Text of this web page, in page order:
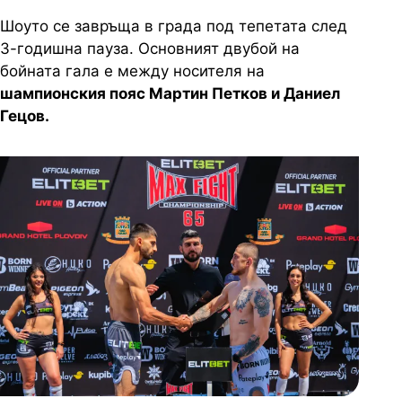
Шоуто се завръща в града под тепетата след
3-годишна пауза. Основният двубой на
бойната гала е между носителя на
шампионския пояс Мартин Петков и Даниел
Гецов.